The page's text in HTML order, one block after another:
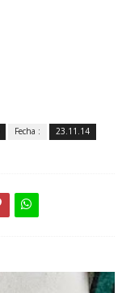
Fecha :
23.11.14